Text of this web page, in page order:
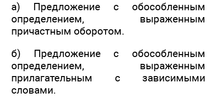
а) Предложение с обособленным
определением, выра­женным
причастным оборотом.
б) Предложение с обособленным
определением, выра­женным
прилагательным с зависимыми
словами.